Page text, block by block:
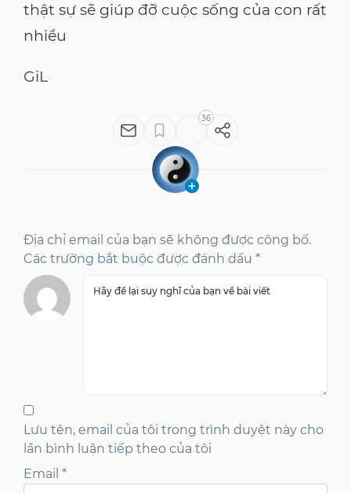
thật sự sẽ giúp đỡ cuộc sống của con rất
nhiều
GiL
36
Địa chỉ email của bạn sẽ không được công bố.
Các trường bắt buộc được đánh dấu *
Lưu tên, email của tôi trong trình duyệt này cho
lần bình luận tiếp theo của tôi
Email *